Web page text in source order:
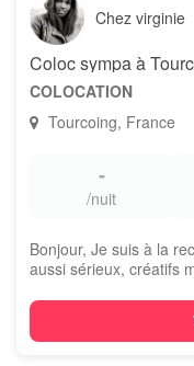
Chez virginie
Coloc sympa à
COLOCATION
Tourcoing, France
-
/nuit
Bonjour, Je suis à la
aussi sérieux, créatifs